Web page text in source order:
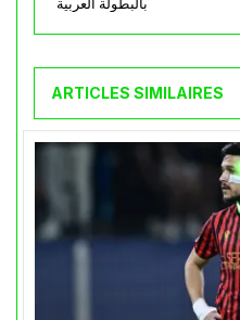
بالبطولة العربية
ARTICLES SIMILAIRES